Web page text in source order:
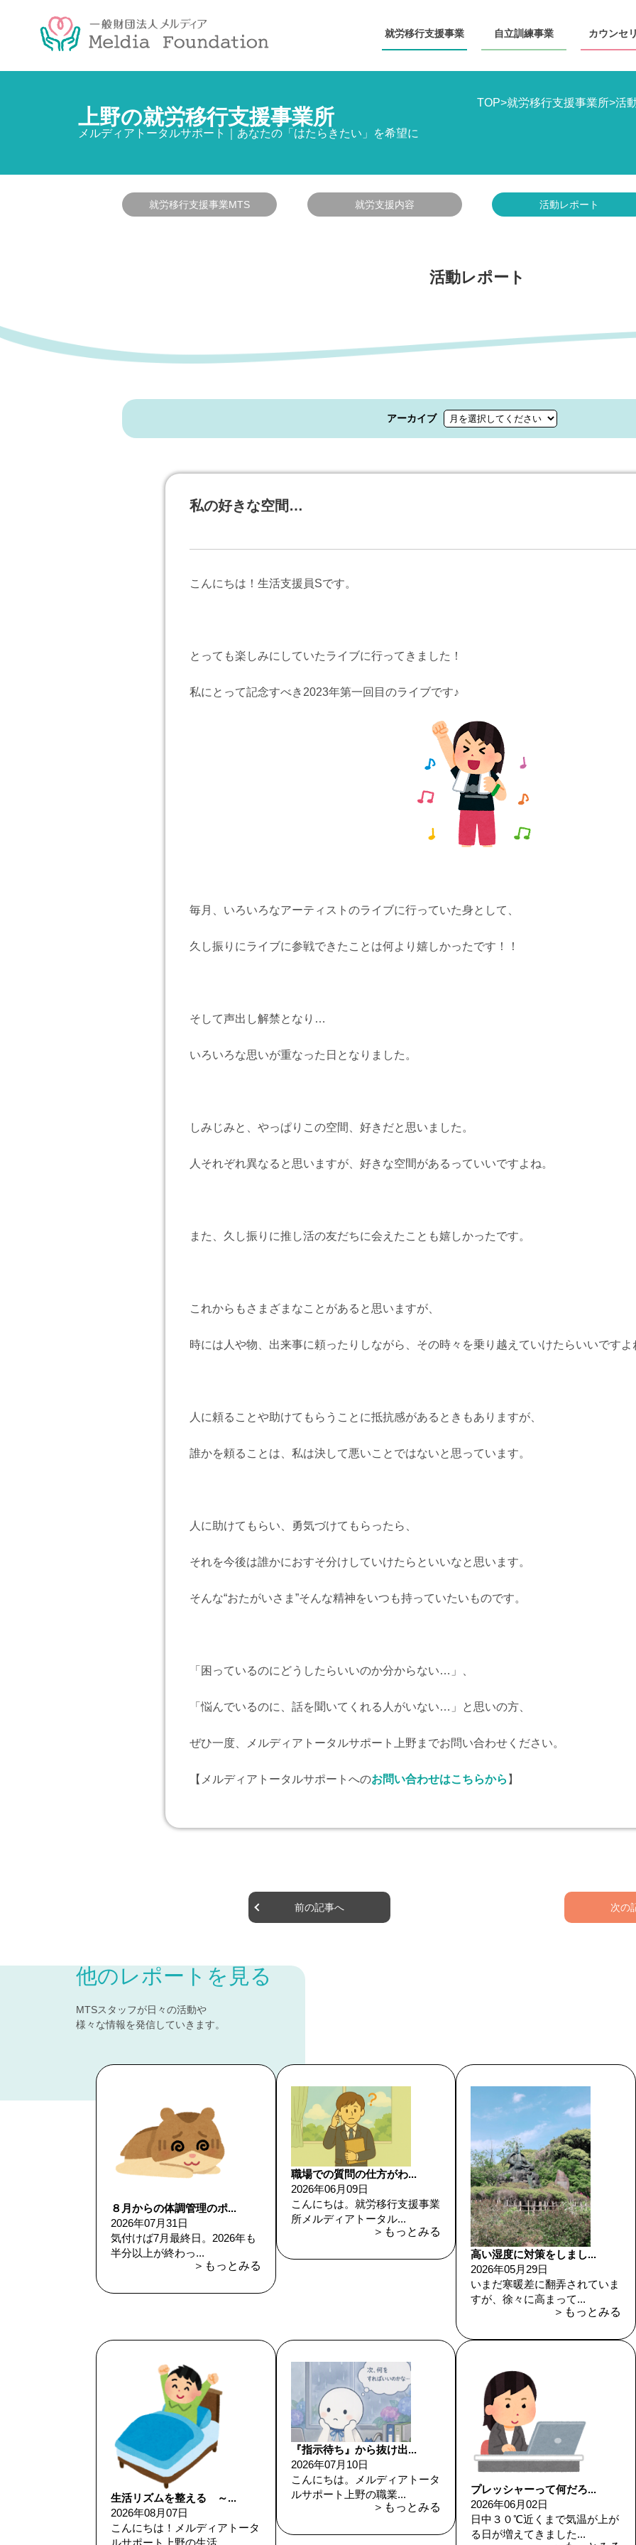
就労移行支援事業 自立訓練事業 カウンセ
上野の就労移行支援事業所
メルディアトータルサポート｜あなたの「はたらきたい」を希望に
TOP>就労移行支援事業所>活
就労移行支援事業MTS 就労支援内容 活動レポート
活動レポート
アーカイブ
私の好きな空間…
こんにちは！生活支援員Sです。
とっても楽しみにしていたライブに行ってきました！
私にとって記念すべき2023年第一回目のライブです♪
毎月、いろいろなアーティストのライブに行っていた身として、
久し振りにライブに参戦できたことは何より嬉しかったです！！
そして声出し解禁となり…
いろいろな思いが重なった日となりました。
しみじみと、やっぱりこの空間、好きだと思いました。
人それぞれ異なると思いますが、好きな空間があるっていいですよね。
また、久し振りに推し活の友だちに会えたことも嬉しかったです。
これからもさまざまなことがあると思いますが、
時には人や物、出来事に頼ったりしながら、その時々を乗り越えていけたらいいですよ
人に頼ることや助けてもらうことに抵抗感があるときもありますが、
誰かを頼ることは、私は決して悪いことではないと思っています。
人に助けてもらい、勇気づけてもらったら、
それを今後は誰かにおすそ分けしていけたらといいなと思います。
そんな“おたがいさま”そんな精神をいつも持っていたいものです。
「困っているのにどうしたらいいのか分からない…」、
「悩んでいるのに、話を聞いてくれる人がいない…」と思いの方、
ぜひ一度、メルディアトータルサポート上野までお問い合わせください。
【メルディアトータルサポートへのお問い合わせはこちらから 】
前の記事へ 次の
他のレポートを見る
MTSスタッフが日々の活動や
様々な情報を発信していきます。
８月からの体調管理のポ...
2026年07月31日
気付けば7月最終日。2026年も
半分以上が終わっ...
＞もっとみる
職場での質問の仕方がわ...
2026年06月09日
こんにちは。就労移行支援事業
所メルディアトータル...
＞もっとみる
高い湿度に対策をしまし...
2026年05月29日
いまだ寒暖差に翻弄されていま
すが、徐々に高まって...
＞もっとみる
生活リズムを整える ～...
2026年08月07日
こんにちは！メルディアトータ
『指示待ち』から抜け出...
2026年07月10日
こんにちは。メルディアトータ
ルサポート上野の職業...
＞もっとみる
プレッシャーって何だろ...
2026年06月02日
日中３０℃近くまで気温が上が
る日が増えてきました...